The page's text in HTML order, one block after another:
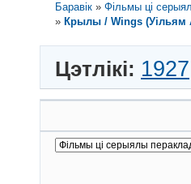
Баравік »Фільмы ці
» Крылы / Wings (Уільям
Цэтлікі: 1927